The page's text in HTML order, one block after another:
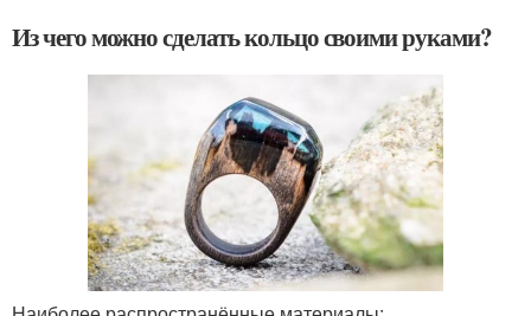
Из чего можно сделать кольцо своими руками?